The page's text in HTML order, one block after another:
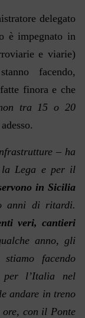
delegato
è impegnato in
e viarie)
facendo,
finora e che
tra 15 o 20
– ha
Lega e per il
in Sicilia
anni di ritardi.
veri, cantieri
anno, gli
facendo
l’Italia nel
andare in treno
con il Ponte